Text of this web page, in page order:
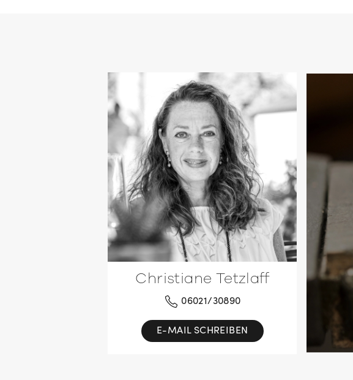
Christiane Tetzlaff
06021/30890
E-MAIL SCHREIBEN